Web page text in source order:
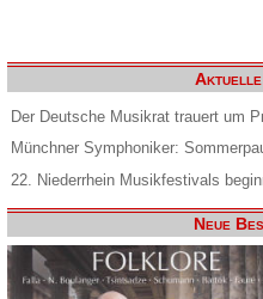
Aktuelle
Der Deutsche Musikrat trauert um
Münchner Symphoniker:
22. Niederrhein Musikfestivals
Neue